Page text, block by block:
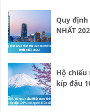
Quy định
NHẤT
Hộ
kíp đậu